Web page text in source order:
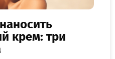
крем: три